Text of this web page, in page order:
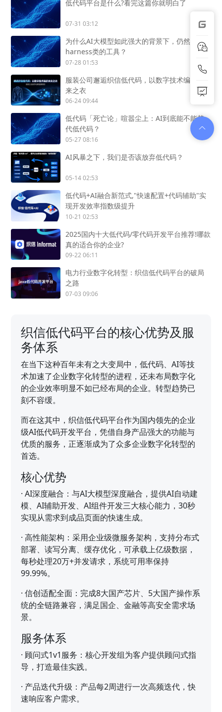
低代码平台是什么?看完这篇你就明白了
07-31 03:12
为什么AI大模型如此强大的背景下，仍然需要
harness类的工具？
07-28 01:53
服装公司邂逅织信低代码，以数字技术编织未
来之衣
06-24 09:44
低代码「死亡论」喧嚣尘上：AI到底能不能替
代低代码？
05-27 08:16
AI风暴之下，我们是否该放弃低代码？
05-14 02:53
低代码+AI融合新范式,"快速配置+代码辅助"实
现开发效率指数级提升
10-21 02:53
2025国内十大低代码/零代码开发平台推荐!哪款
真的适合你的企业?
09-22 06:11
电力行业数字化转型：织信低代码平台的破局
之路
07-03 09:06
织信低代码平台的核心优势及服
务体系
在当下这种百年未有之大变局中，低代码、AI等技
术加速了企业数字化转型的进程，还未布局数字化
的企业效率明显不如已经布局的企业。转型趋势已
刻不容缓。
而在这其中，织信低代码平台作为国内领先的企业
级AI低代码开发平台，凭借自身产品强大的功能与
优质的服务，正逐渐成为了众多企业数字化转型的
首选。
核心优势
·AI深度融合：与AI大模型深度融合，提供AI自动建
模、AI辅助开发、AI组件开发三大核心能力，30秒
实现从需求到成品页面的快速生成。
·高性能架构：采用企业级微服务架构，支持分布式
部署、读写分离、缓存优化，可承载上亿级数据，
每秒处理20万+并发请求，系统可用率保持
99.99%。
·信创适配全面：完成8大国产芯片、5大国产操作系
统的全链路兼容，满足国企、金融等高安全需求场
景。
服务体系
· 顾问式1v1服务：核心开发组为客户提供顾问式指
导，打造最佳实践。
· 产品迭代升级：产品每2周进行一次高频迭代，快
速响应客户需求。